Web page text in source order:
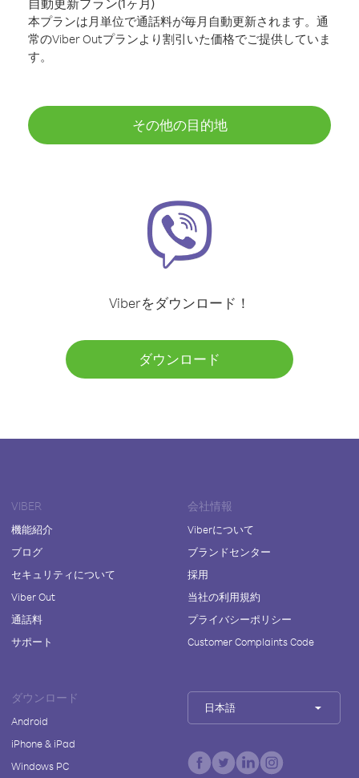
自動更新プラン(1ヶ月)
本プランは月単位で通話料が毎月自動更新されます。通
常のViber Outプランより割引いた価格でご提供していま
す。
その他の目的地
Viberをダウンロード！
ダウンロード
VIBER
機能紹介
ブログ
セキュリティについて
Viber Out
通話料
サポート
会社情報
Viberについて
ブランドセンター
採用
当社の利用規約
プライバシーポリシー
Customer Complaints Code
ダウンロード
Android
iPhone & iPad
Windows PC
日本語